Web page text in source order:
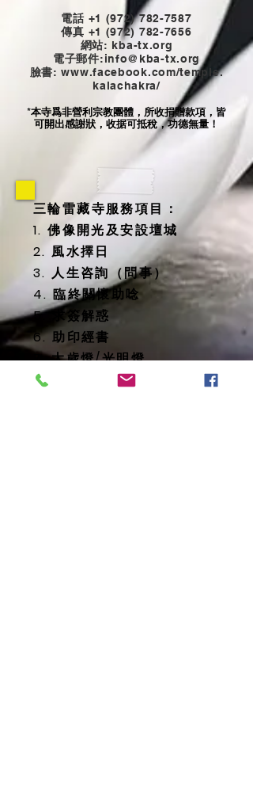
電話 +1 (972) 782-7587
傳真 +1 (972) 782-7656
網站: kba-tx.org
電子郵件:info@kba-tx.org
臉書: www.facebook.com/temple.
kalachakra/
*本寺爲非營利宗教團體，所收捐贈款項，皆
可開出感謝狀，收据可抵稅，功德無量！
三輪雷藏寺服務項目：
1. 佛像開光及安設壇城
2. 風水擇日
3. 人生咨詢（問事）
4. 臨終關懷助唸
5. 求簽解惑
6. 助印經書
7. 太歲燈/光明燈
8. 消災延壽藥師佛燈